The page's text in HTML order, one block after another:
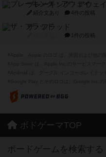
ブレーキング・アウェイ
紹介文あり 4件の投稿
ザ・フラッド
1件の投稿
ボドゲーマTOP
ボードゲームを検索する